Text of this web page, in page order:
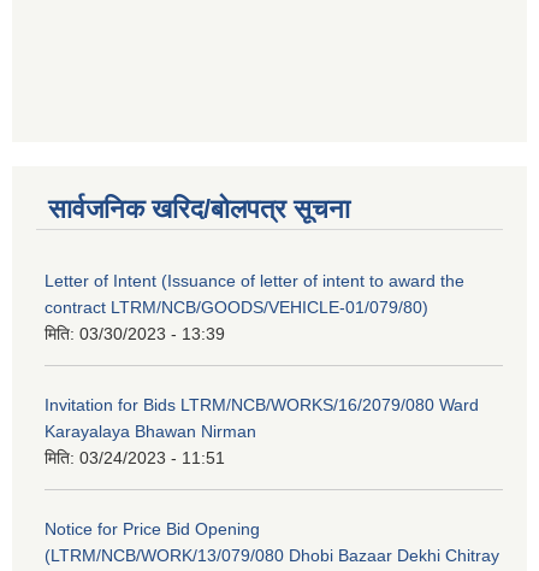
सार्वजनिक खरिद/बोलपत्र सूचना
Letter of Intent (Issuance of letter of intent to award the
contract LTRM/NCB/GOODS/VEHICLE-01/079/80)
मिति: 03/30/2023 - 13:39
Invitation for Bids LTRM/NCB/WORKS/16/2079/080 Ward
Karayalaya Bhawan Nirman
मिति: 03/24/2023 - 11:51
Notice for Price Bid Opening
(LTRM/NCB/WORK/13/079/080 Dhobi Bazaar Dekhi Chitray